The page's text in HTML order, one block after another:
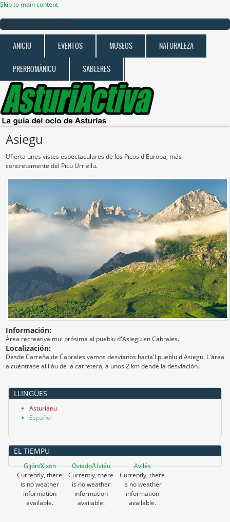
Skip to main content
Menú principal
ANICIU EVENTOS MUSEOS NATURALEZA
PRERROMÁNICU SABLERES
Asiegu
Ufierta unes vistes espectaculares de los Picos d'Europa, más
concretamente del Picu Urriellu.
Información:
Área recreativa mui prósima al pueblu d'Asiegu en Cabrales.
Localización:
Desde Carreña de Cabrales vamos desvianos hacia'l pueblu d'Asiegu. L'área
alcuéntrase al lláu de la carretera, a unos 2 km dende la desviación.
LLINGÜES
Asturianu
Español
EL TIEMPU
Gijón/Xixón
Currently, there
is no weather
information
available.
Oviedo/Uviéu
Currently, there
is no weather
information
available.
Avilés
Currently, there
is no weather
information
available.